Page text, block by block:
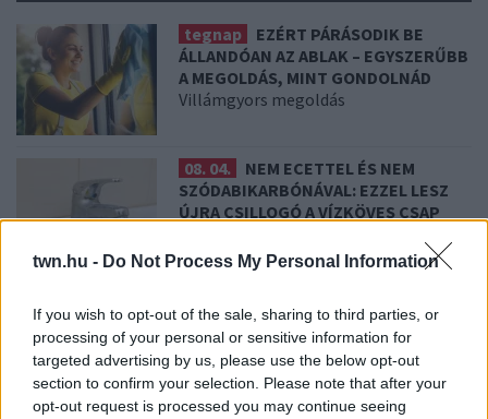
twn.hu - Do Not Process My Personal Information
If you wish to opt-out of the sale, sharing to third parties, or
processing of your personal or sensitive information for
targeted advertising by us, please use the below opt-out
section to confirm your selection. Please note that after your
opt-out request is processed you may continue seeing
tegnap
EZÉRT PÁRÁSODIK BE
ÁLLANDÓAN AZ ABLAK – EGYSZERŰBB
A MEGOLDÁS, MINT GONDOLNÁD
Villámgyors megoldás
08. 04.
NEM ECETTEL ÉS NEM
SZÓDABIKARBÓNÁVAL: EZZEL LESZ
ÚJRA CSILLOGÓ A VÍZKÖVES CSAP
HASZNÁLOD, AZ RENDKÍVÜL MAGAS
ÉRZELMI INTELLIGENCIÁRA UTALHAT
Te szoktad?